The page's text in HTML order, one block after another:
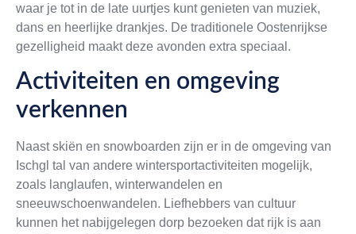
waar je tot in de late uurtjes kunt genieten van muziek,
dans en heerlijke drankjes. De traditionele Oostenrijkse
gezelligheid maakt deze avonden extra speciaal.
Activiteiten en omgeving
verkennen
Naast skiën en snowboarden zijn er in de omgeving van
Ischgl tal van andere wintersportactiviteiten mogelijk,
zoals langlaufen, winterwandelen en
sneeuwschoenwandelen. Liefhebbers van cultuur
kunnen het nabijgelegen dorp bezoeken dat rijk is aan